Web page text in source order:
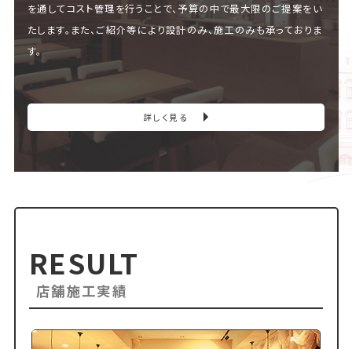
を通してコスト管理を行うことで、予算の中で最大限のご提案をい
たします。また、ご紹介等により設計のみ、施工のみも承っておりま
す。
詳しく見る
RESULT
店舗施工実績